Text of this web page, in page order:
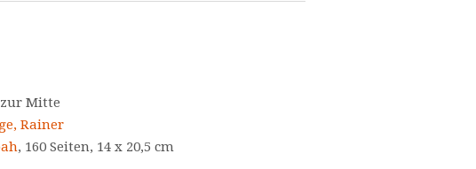
Mitte
Rainer
, 160 Seiten, 14 x 20,5 cm